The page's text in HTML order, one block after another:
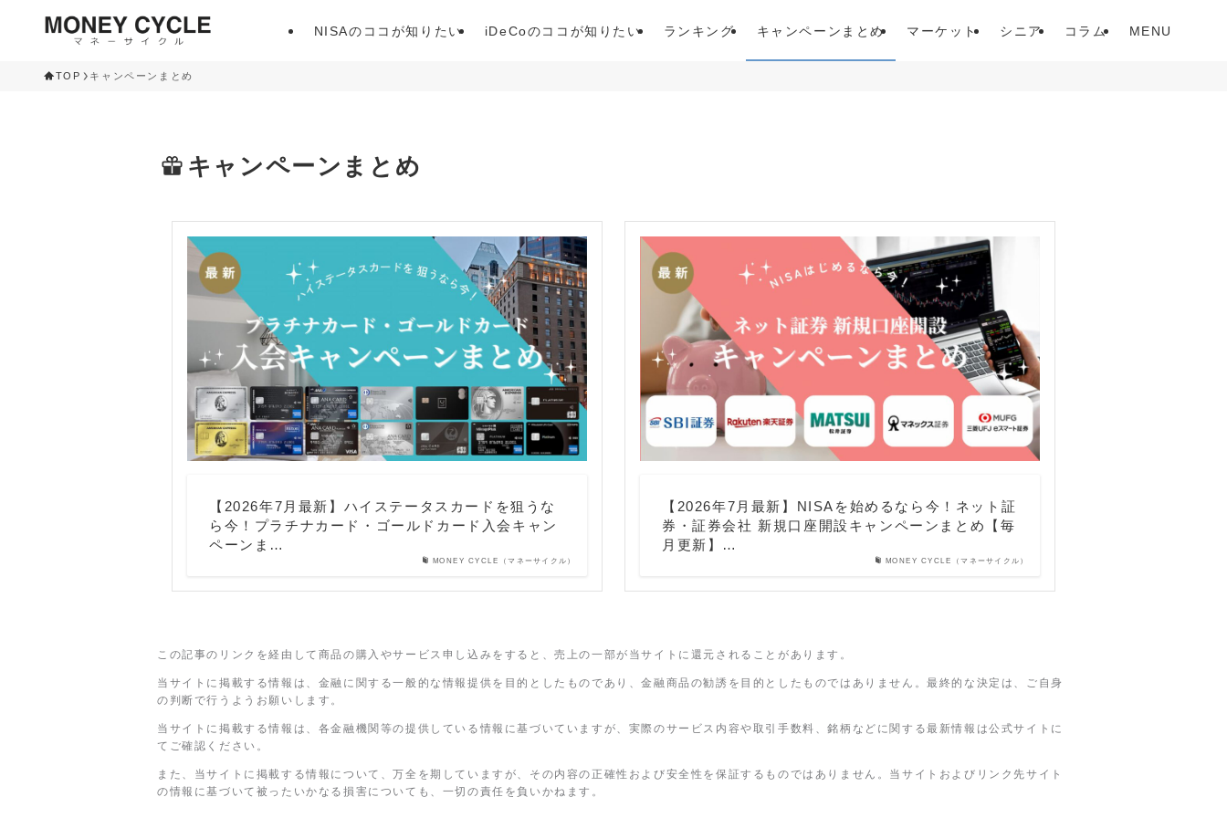
NISAのココが知りたい iDeCoのココが知りたい ランキング キャンペーンまとめ マーケット シニア コラム MENU
TOP キャンペーンまとめ
キャンペーンまとめ
MONEY CYCLE（マネーサイクル）
【2026年7月最新】ハイステータスカードを狙うな
ら今！プラチナカード・ゴールドカード入会キャン
ペーンま…
MONEY CYCLE（マネーサイクル）
【2026年7月最新】NISAを始めるなら今！ネット証
券・証券会社 新規口座開設キャンペーンまとめ【毎
月更新】…
この記事のリンクを経由して商品の購入やサービス申し込みをすると、売上の一部が当サイトに還元されることがあります。
当サイトに掲載する情報は、金融に関する一般的な情報提供を目的としたものであり、金融商品の勧誘を目的としたものではありません。最終的な決定は、ご自身
の判断で行うようお願いします。
当サイトに掲載する情報は、各金融機関等の提供している情報に基づいていますが、実際のサービス内容や取引手数料、銘柄などに関する最新情報は公式サイトに
てご確認ください。
また、当サイトに掲載する情報について、万全を期していますが、その内容の正確性および安全性を保証するものではありません。当サイトおよびリンク先サイト
の情報に基づいて被ったいかなる損害についても、一切の責任を負いかねます。